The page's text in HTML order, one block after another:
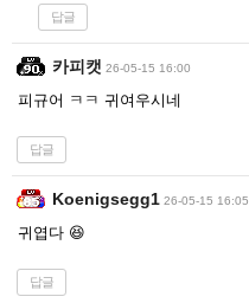
답글
카피캣 26-05-15 16:00
피규어 ㅋㅋ 귀여우시네
답글
Koenigsegg1 26-05-15 16:05
귀엽다 😆
답글